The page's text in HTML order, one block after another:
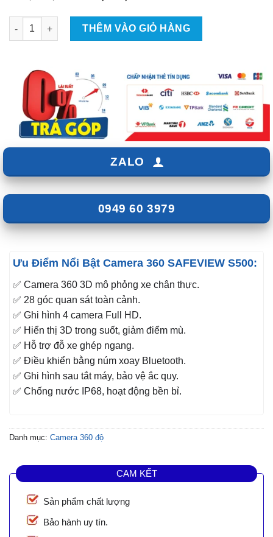
là:
₫16,500,000.
tại
là:
₫12,500,000.
Camera 360 SAFEVIEW S500 số lượng
THÊM VÀO GIỎ HÀNG
ZALO
0949 60 3979
Ưu Điểm Nổi Bật Camera 360 SAFEVIEW S500:
✅ Camera 360 3D mô phỏng xe chân thực.
✅ 28 góc quan sát toàn cảnh.
✅ Ghi hình 4 camera Full HD.
✅ Hiển thị 3D trong suốt, giảm điểm mù.
✅ Hỗ trợ đỗ xe ghép ngang.
✅ Điều khiển bằng núm xoay Bluetooth.
✅ Ghi hình sau tắt máy, bảo vệ ắc quy.
✅ Chống nước IP68, hoạt động bền bỉ.
Danh mục: Camera 360 độ
CAM KẾT
Sản phẩm chất lượng
Bảo hành uy tín.